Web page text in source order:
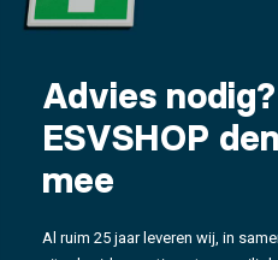
Advies nodig?
ESVSHOP
mee
Al ruim 25 jaar leveren wij, in